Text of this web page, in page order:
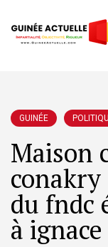
GUINÉE
Maison
du fndc
à